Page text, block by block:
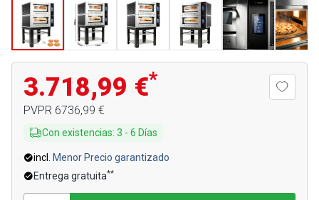
3.718,99 €*
PVPR 6736,99 €
Con existencias: 3 - 6 Días
incl.
Menor Precio garantizado
Entrega gratuita**